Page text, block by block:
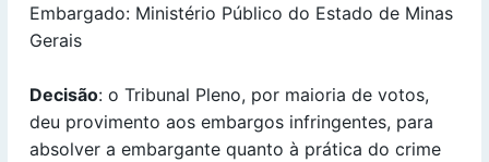
Embargado: Ministério Público do Estado de Minas
Gerais
Decisão: o Tribunal Pleno, por maioria de votos,
deu provimento aos embargos infringentes, para
absolver a embargante quanto à prática do crime